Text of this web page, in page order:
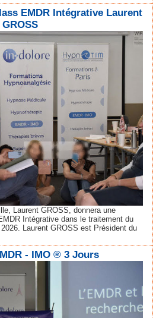
EMDR Intégrative Laurent
GROSS
Laurent GROSS, donnera une
Intégrative dans le traitement du
Laurent GROSS est Président du
- IMO ® 3 Jours